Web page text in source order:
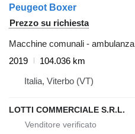
Peugeot Boxer
Prezzo su richiesta
Macchine comunali - ambulanza
2019
104.036 km
Italia, Viterbo (VT)
LOTTI COMMERCIALE S.R.L.